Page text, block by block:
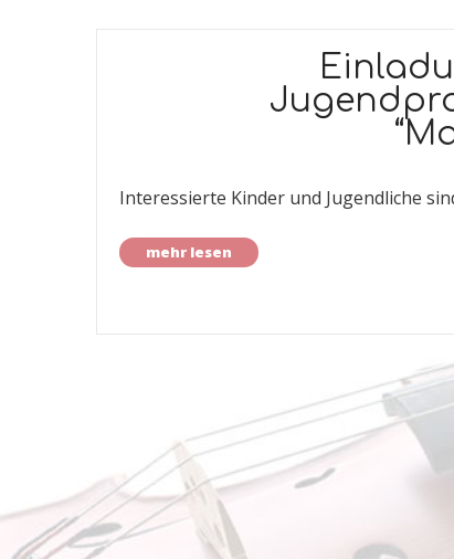
Interessierte Kinder und Jugendliche
mehr lesen